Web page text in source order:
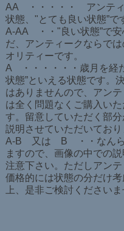
AA ・・・・・ アンティ
状態、"とても良い状態”で
A-AA ・・"良い状態”で安
だ、アンティークならで
オリティーです。
A ・・・・・・歳月を経
状態”といえる状態です。
はありませんので、アン
は全く問題なくご購入い
す。留意していただく部
説明させていただいており
A-B 又は B ・・なんら
ますので、画像の中での
注意下さい。ただしアン
価格的には状態の分だけ
上、是非ご検討くださいま